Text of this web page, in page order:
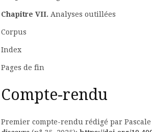
Chapitre VII. Analyses outillées
Corpus
Index
Pages de fin
Compte-rendu
Premier compte-rendu rédigé par